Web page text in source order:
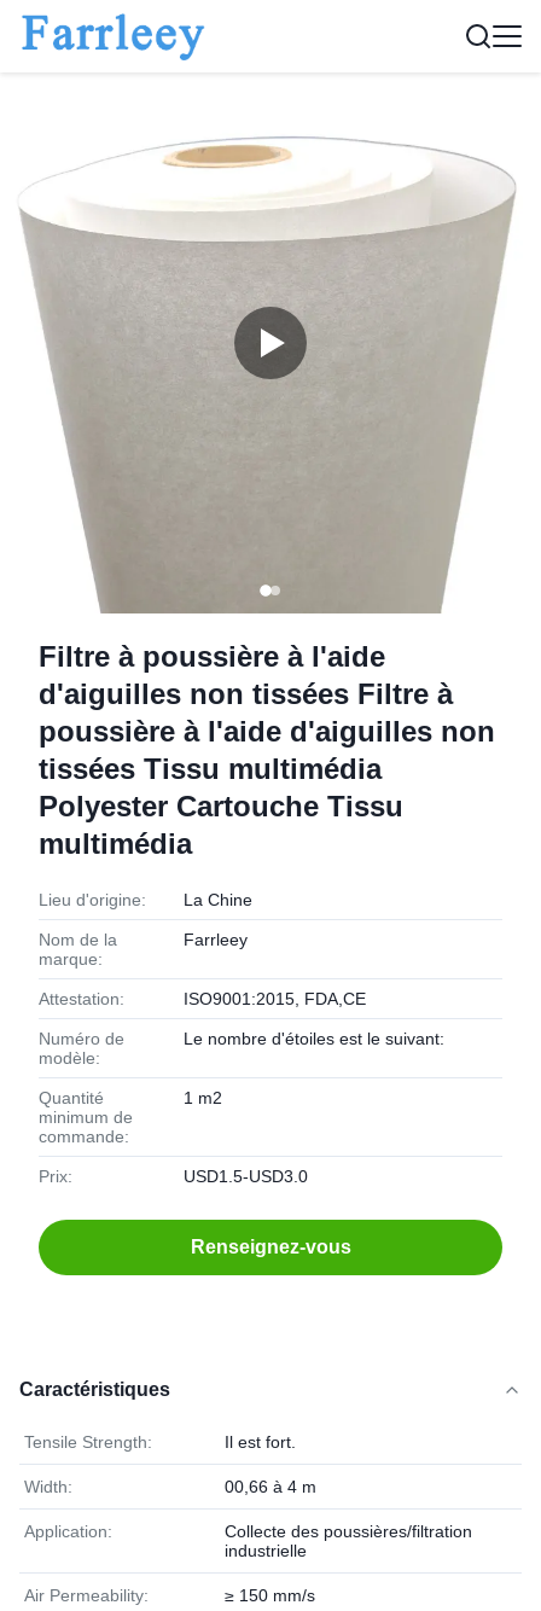
Filtre à poussière à l'aide
d'aiguilles non tissées Filtre à
poussière à l'aide d'aiguilles non
tissées Tissu multimédia
Polyester Cartouche Tissu
multimédia
Lieu d'origine: La Chine
Nom de la
marque:
Farrleey
Attestation: ISO9001:2015, FDA,CE
Numéro de
modèle:
Le nombre d'étoiles est le suivant:
Quantité
minimum de
commande:
1 m2
Prix: USD1.5-USD3.0
Renseignez-vous
Caractéristiques
Tensile Strength: Il est fort.
Width: 00,66 à 4 m
Application:
Collecte des poussières/filtration
industrielle
Air Permeability: ≥ 150 mm/s